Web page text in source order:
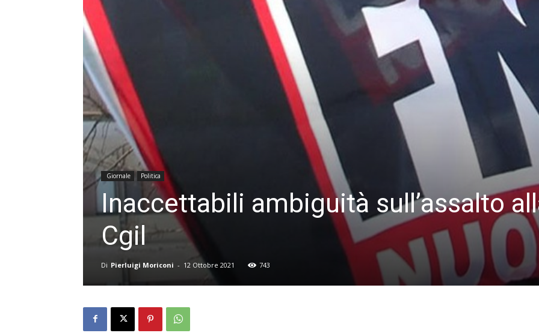
Giornale Politica
Inaccettabili ambiguità sull’assalto
Cgil
Di Pierluigi Moriconi - 12 Ottobre 2021 743